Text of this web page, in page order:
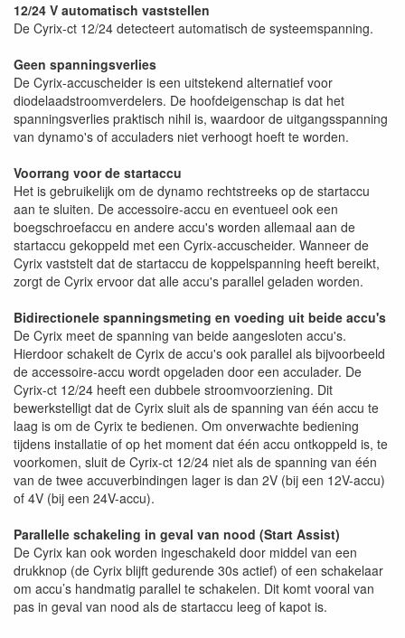
12/24 V automatisch vaststellen
De Cyrix-ct 12/24 detecteert automatisch de systeemspanning.
Geen spanningsverlies
De Cyrix-accuscheider is een uitstekend alternatief voor
diodelaadstroomverdelers. De hoofdeigenschap is dat het
spanningsverlies praktisch nihil is, waardoor de uitgangsspanning
van dynamo's of acculaders niet verhoogt hoeft te worden.
Voorrang voor de startaccu
Het is gebruikelijk om de dynamo rechtstreeks op de startaccu
aan te sluiten. De accessoire-accu en eventueel ook een
boegschroefaccu en andere accu's worden allemaal aan de
startaccu gekoppeld met een Cyrix-accuscheider. Wanneer de
Cyrix vaststelt dat de startaccu de koppelspanning heeft bereikt,
zorgt de Cyrix ervoor dat alle accu's parallel geladen worden.
Bidirectionele spanningsmeting en voeding uit beide accu's
De Cyrix meet de spanning van beide aangesloten accu's.
Hierdoor schakelt de Cyrix de accu's ook parallel als bijvoorbeeld
de accessoire-accu wordt opgeladen door een acculader. De
Cyrix-ct 12/24 heeft een dubbele stroomvoorziening. Dit
bewerkstelligt dat de Cyrix sluit als de spanning van één accu te
laag is om de Cyrix te bedienen. Om onverwachte bediening
tijdens installatie of op het moment dat één accu ontkoppeld is, te
voorkomen, sluit de Cyrix-ct 12/24 niet als de spanning van één
van de twee accuverbindingen lager is dan 2V (bij een 12V-accu)
of 4V (bij een 24V-accu).
Parallelle schakeling in geval van nood (Start Assist)
De Cyrix kan ook worden ingeschakeld door middel van een
drukknop (de Cyrix blijft gedurende 30s actief) of een schakelaar
om accu’s handmatig parallel te schakelen. Dit komt vooral van
pas in geval van nood als de startaccu leeg of kapot is.